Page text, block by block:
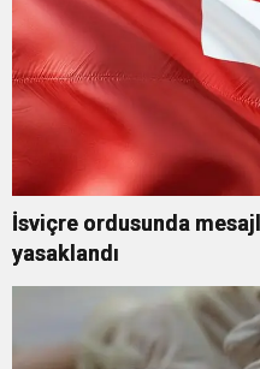
İsviçre ordusunda
yasaklandı